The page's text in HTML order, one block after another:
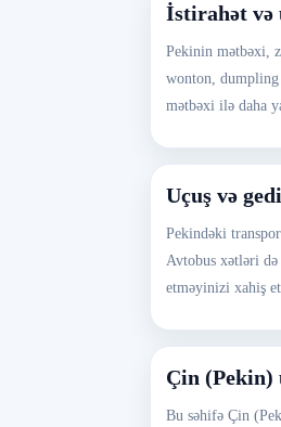
İstirahət və
Pekinin mətbəxi,
wonton, dumpling
mətbəxi ilə daha
Uçuş və
Pekindəki
Avtobus xətləri də
etməyinizi xahiş
Çin (Pekin)
Bu səhifə Çin